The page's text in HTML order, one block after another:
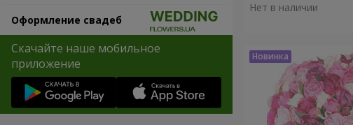
Оформление свадеб
Скачайте наше мобильное
приложение
Нет в наличии